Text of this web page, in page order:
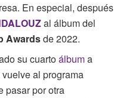
En especial, después
al álbum del
Awardsde 2022.
su cuartoálbuma
al programa
pasar por otra